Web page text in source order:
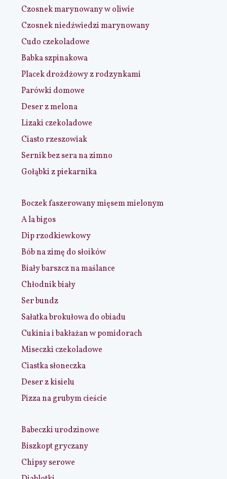
Czosnek marynowany w oliwie
Czosnek niedźwiedzi marynowany
Cudo czekoladowe
Babka szpinakowa
Placek drożdżowy z rodzynkami
Parówki domowe
Deser z melona
Lizaki czekoladowe
Ciasto rzeszowiak
Sernik bez sera na zimno
Gołąbki z piekarnika
Boczek faszerowany mięsem mielonym
A la bigos
Dip rzodkiewkowy
Bób na zimę do słoików
Biały barszcz na maślance
Chłodnik biały
Ser bundz
Sałatka brokułowa do obiadu
Cukinia i bakłażan w pomidorach
Miseczki czekoladowe
Ciastka słoneczka
Deser z kisielu
Pizza na grubym cieście
Babeczki urodzinowe
Biszkopt gryczany
Chipsy serowe